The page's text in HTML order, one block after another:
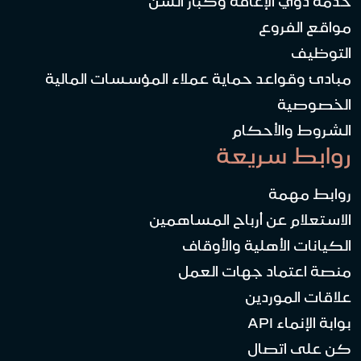
مواقع الفروع
التوظيف
مبادئ وقواعد حماية عملاء المؤسسات المالية
الخصوصية
الشروط والأحكام
روابط سريعة
روابط مهمة
الاستعلام عن أرباح المساهمين
الكيانات الأهلية والأوقاف
منصة اعتماد جهات العمل
علاقات الموردين
بوابة الإنماء API
كن على اتصال